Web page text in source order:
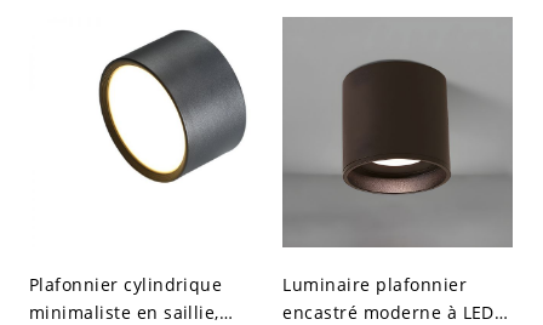
110 V-120 V Noir 8,89 cm
Plafonnier cylindrique
minimaliste en saillie,
Luminaire plafonnier
encastré moderne à LED